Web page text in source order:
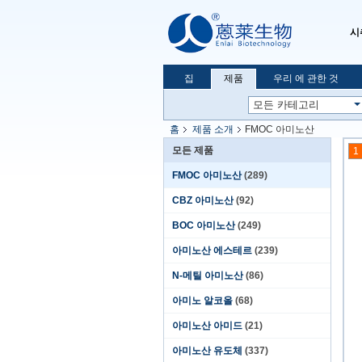
시
집 제품 우리 에 관한 것
홈 제품 소개
FMOC 아미노산
모든 제품
FMOC 아미노산 (289)
CBZ 아미노산 (92)
BOC 아미노산 (249)
아미노산 에스테르 (239)
N-메틸 아미노산 (86)
아미노 알코올 (68)
아미노산 아미드 (21)
아미노산 유도체 (337)
1